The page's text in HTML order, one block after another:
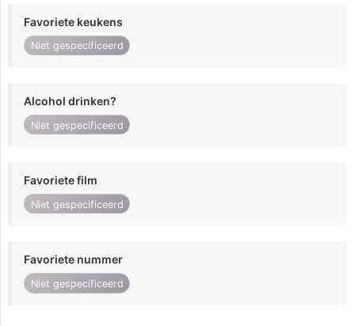
Favoriete keukens
Niet gespecificeerd
Alcohol drinken?
Niet gespecificeerd
Favoriete film
Niet gespecificeerd
Favoriete nummer
Niet gespecificeerd